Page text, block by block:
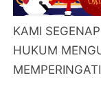
KAMI
HUKUM